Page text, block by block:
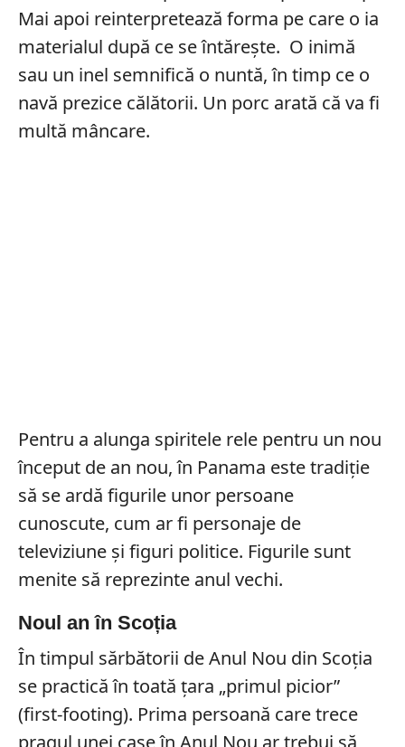
Mai apoi reinterpretează forma pe care o ia
materialul după ce se întărește. O inimă
sau un inel semnifică o nuntă, în timp ce o
navă prezice călătorii. Un porc arată că va fi
multă mâncare.
Pentru a alunga spiritele rele pentru un nou
început de an nou, în Panama este tradiție
să se ardă figurile unor persoane
cunoscute, cum ar fi personaje de
televiziune și figuri politice. Figurile sunt
menite să reprezinte anul vechi.
Noul an în Scoția
În timpul sărbătorii de Anul Nou din Scoția
se practică în toată țara „primul picior”
(first-footing). Prima persoană care trece
pragul unei case în Anul Nou ar trebui să